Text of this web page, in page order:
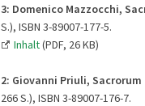
3: Domenico Mazzocchi,
S.), ISBN 3-89007-177-5.
Inhalt(PDF, 26 KB)
2: Giovanni Priuli, Sacrorum
266 S.), ISBN 3-89007-176-7.